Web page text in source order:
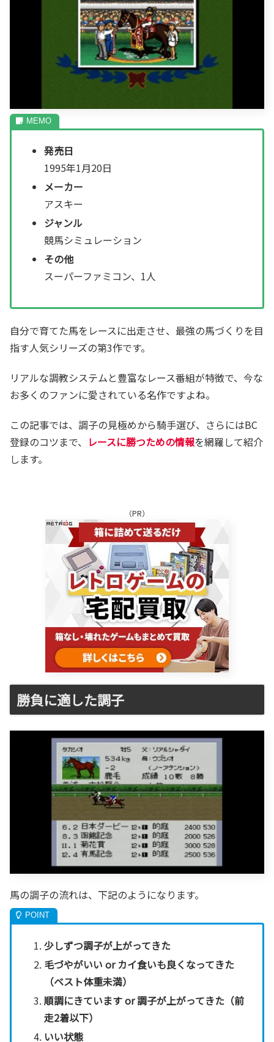
発売日
1995年1月20日
メーカー
アスキー
ジャンル
競馬シミュレーション
その他
スーパーファミコン、1人
自分で育てた馬をレースに出走させ、最強の馬づくりを目
指す人気シリーズの第3作です。
リアルな調教システムと豊富なレース番組が特徴で、今な
お多くのファンに愛されている名作ですよね。
この記事では、調子の見極めから騎手選び、さらにはBC
登録のコツまで、 レースに勝つための情報を網羅して紹介
します。
（PR）
勝負に適した調子
馬の調子の流れは、下記のようになります。
少しずつ調子が上がってきた
毛づやがいい or カイ食いも良くなってきた
（ベスト体重未満）
順調にきています or 調子が上がってきた（前
走2着以下）
いい状態